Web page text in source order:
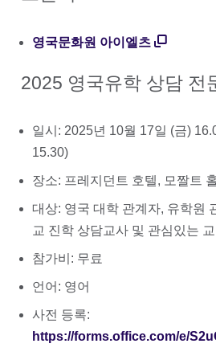
영국문화원 아이엘츠
2025 영국유학 상담 전
일시: 2025년 10월 17일 (금)
15.30)
장소: 프레지던트 호텔, 모짤트
대상: 영국 대학 관계자, 유학원
교 진학 상담교사 및 관심있는 교
참가비: 무료
언어: 영어
사전 등록:
https://forms.office.com/e/